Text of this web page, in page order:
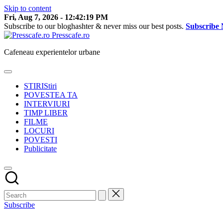
Skip to content
Fri, Aug 7, 2026 - 12:42:20 PM
Subscribe to our bloghashter & never miss our best posts. Subscribe
Presscafe.ro
Cafeneau experientelor urbane
STIRIStiri
POVESTEA TA
INTERVIURI
TIMP LIBER
FILME
LOCURI
POVESTI
Publicitate
Subscribe